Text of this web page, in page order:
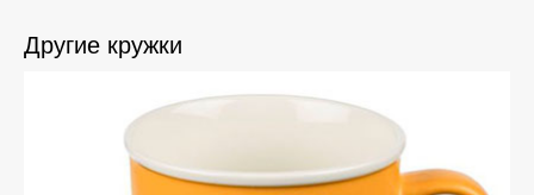
Другие кружки